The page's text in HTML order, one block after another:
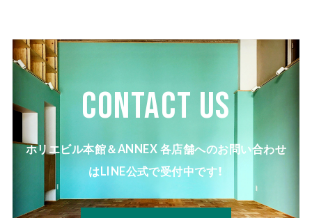
CONTACT US
ホリエビル本館＆ANNEX 各店舗へのお問い合わせ
はLINE公式で受付中です！